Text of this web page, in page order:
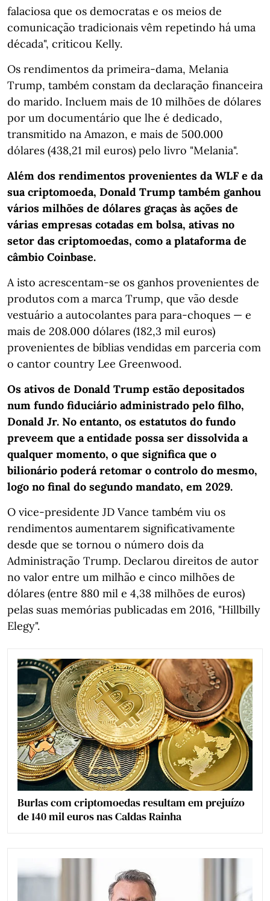
falaciosa que os democratas e os meios de
comunicação tradicionais vêm repetindo há uma
década", criticou Kelly.
Os rendimentos da primeira-dama, Melania
Trump, também constam da declaração financeira
do marido. Incluem mais de 10 milhões de dólares
por um documentário que lhe é dedicado,
transmitido na Amazon, e mais de 500.000
dólares (438,21 mil euros) pelo livro "Melania".
Além dos rendimentos provenientes da WLF e da
sua criptomoeda, Donald Trump também ganhou
vários milhões de dólares graças às ações de
várias empresas cotadas em bolsa, ativas no
setor das criptomoedas, como a plataforma de
câmbio Coinbase.
A isto acrescentam-se os ganhos provenientes de
produtos com a marca Trump, que vão desde
vestuário a autocolantes para para-choques — e
mais de 208.000 dólares (182,3 mil euros)
provenientes de bíblias vendidas em parceria com
o cantor country Lee Greenwood.
Os ativos de Donald Trump estão depositados
num fundo fiduciário administrado pelo filho,
Donald Jr. No entanto, os estatutos do fundo
preveem que a entidade possa ser dissolvida a
qualquer momento, o que significa que o
bilionário poderá retomar o controlo do mesmo,
logo no final do segundo mandato, em 2029.
O vice-presidente JD Vance também viu os
rendimentos aumentarem significativamente
desde que se tornou o número dois da
Administração Trump. Declarou direitos de autor
no valor entre um milhão e cinco milhões de
dólares (entre 880 mil e 4,38 milhões de euros)
pelas suas memórias publicadas em 2016, "Hillbilly
Elegy".
Burlas com criptomoedas resultam em prejuízo
de 140 mil euros nas Caldas Rainha